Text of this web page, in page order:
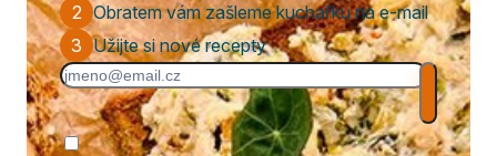
2 Obratem vám zašleme kuchařku na e-mail
3 Užijte si nové recepty